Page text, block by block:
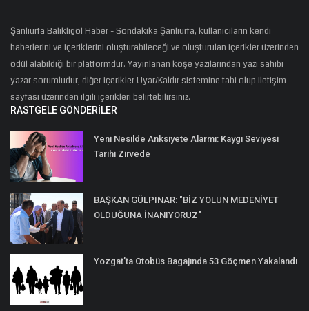
Şanlıurfa Balıklıgöl Haber - Sondakika Şanlıurfa, kullanıcıların kendi
haberlerini ve içeriklerini oluşturabileceği ve oluşturulan içerikler üzerinden
ödül alabildiği bir platformdur. Yayınlanan köşe yazılarından yazı sahibi
yazar sorumludur, diğer içerikler Uyar/Kaldır sistemine tabi olup iletişim
sayfası üzerinden ilgili içerikleri belirtebilirsiniz.
RASTGELE GÖNDERILER
Yeni Nesilde Anksiyete Alarmı: Kaygı Seviyesi
Tarihi Zirvede
BAŞKAN GÜLPINAR: "BİZ YOLUN MEDENİYET
OLDUĞUNA İNANIYORUZ"
Yozgat’ta Otobüs Bagajında 53 Göçmen Yakalandı